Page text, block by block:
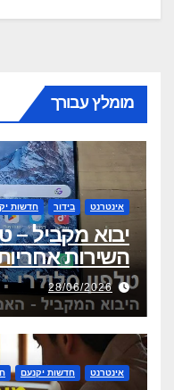
מומלץ עבורך
אינטרנט בידור חדשות
יבוא מקביל –
השירות
28/06/2026
אינטרנט חדשות יקנעם